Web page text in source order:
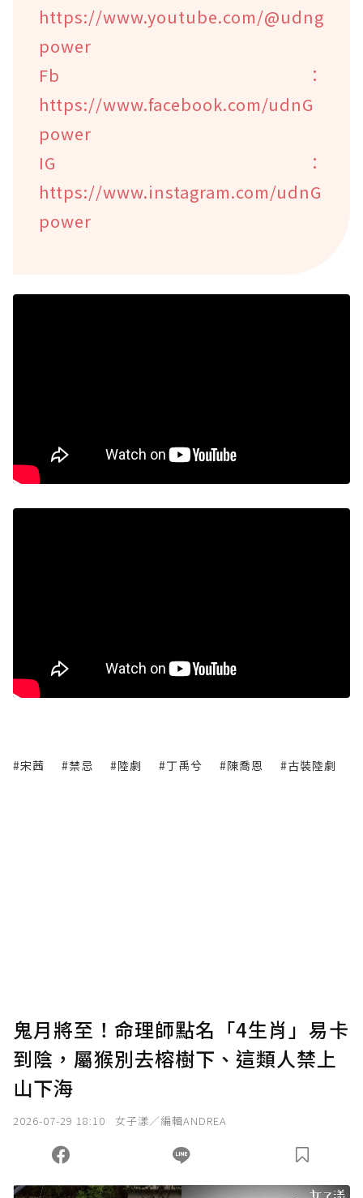
https://www.youtube.com/@udng
power
Fb：
https://www.facebook.com/udnG
power
IG：
https://www.instagram.com/udnG
power
#宋茜 #禁忌 #陸劇 #丁禹兮 #陳喬恩 #古裝陸劇
鬼月將至！命理師點名「4生肖」易卡
到陰，屬猴別去榕樹下、這類人禁上
山下海
2026-07-29 18:10 女子漾／編輯ANDREA